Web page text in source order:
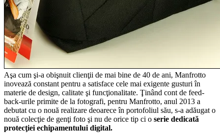
Aşa cum şi-a obişnuit clienţii de mai bine de 40 de ani, Manfrotto
inovează constant pentru a satisface cele mai exigente gusturi în
materie de design, calitate şi funcţionalitate. Ţinând cont de feed-
back-urile primite de la fotografi, pentru Manfrotto, anul 2013 a
debutat cu o nouă realizare deoarece în portofoliul său, s-a adăugat o
nouă colecţie de genţi foto şi nu de orice tip ci o serie dedicată
protecţiei echipamentului digital.